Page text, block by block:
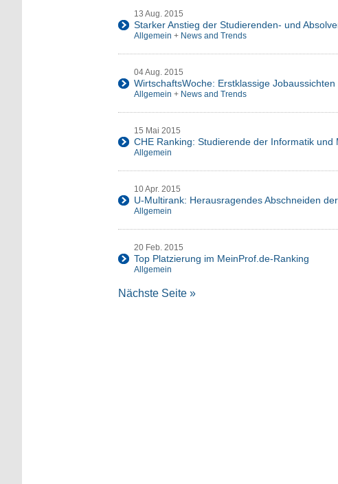
13 Aug. 2015
Starker Anstieg der Studierenden- und
Allgemein + News and Trends
04 Aug. 2015
WirtschaftsWoche: Erstklassige
Allgemein + News and Trends
15 Mai 2015
CHE Ranking: Studierende der Informatik und
Allgemein
10 Apr. 2015
U-Multirank: Herausragendes Abschneiden
Allgemein
20 Feb. 2015
Top Platzierung im MeinProf.de-Ranking
Allgemein
Nächste Seite »